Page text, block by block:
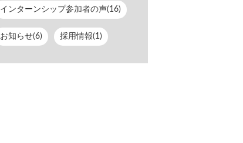
インターンシップ参加者の声(16)
お知らせ(6) 採用情報(1)